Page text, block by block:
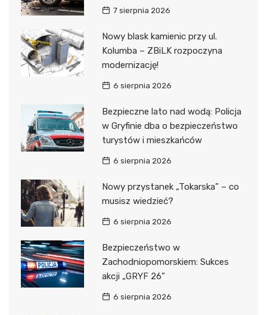
7 sierpnia 2026
Nowy blask kamienic przy ul.
Kolumba – ZBiLK rozpoczyna
modernizację!
6 sierpnia 2026
Bezpieczne lato nad wodą: Policja
w Gryfinie dba o bezpieczeństwo
turystów i mieszkańców
6 sierpnia 2026
Nowy przystanek „Tokarska” – co
musisz wiedzieć?
6 sierpnia 2026
Bezpieczeństwo w
Zachodniopomorskiem: Sukces
akcji „GRYF 26”
6 sierpnia 2026